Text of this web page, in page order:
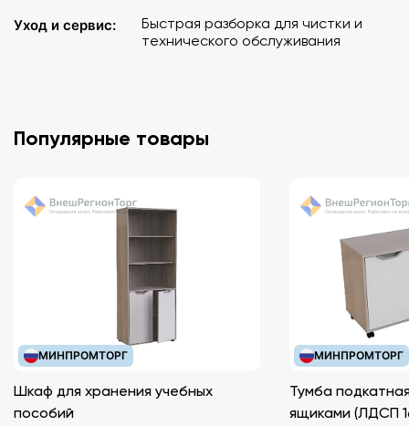
Уход и сервис:
Быстрая разборка для чистки и
технического обслуживания
Популярные товары
МИНПРОМТОРГ
Шкаф для хранения учебных
пособий
МИНПРОМТОРГ
Тумба
ящиками